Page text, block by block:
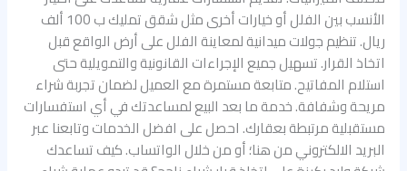
الأنسب بين الفلل أو خيارات أخرى مثل شقق تمليك ب 100 ألف
ريال. تنظيم جولات ميدانية لمعاينة الفلل على أرض الواقع قبل
اتخاذ القرار. تسهيل جميع الإجراءات القانونية والتمويلية حتى
استلام المفاتيح. متابعة مستمرة مع العميل لضمان تجربة شراء
مريحة وشفافة. خدمة ما بعد البيع لمساعدتك في أي استفسارات
مستقبلية مرتبطة بعقارك. احصل على افضل الخدمات وتابعنا عبر
البريد الالكتروني من هنا؛ أو من خلال الواتساب. كيف تساعدك